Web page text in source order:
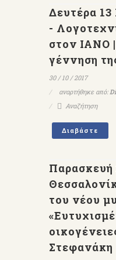
Δευτέρα 13
-
στον ΙΑΝΟ
γέννηση
30 / 10 / 2017
αναρτήθηκε από:
Αναζήτηση
Διαβάστε
Παρασκευή
του νέου
Στεφανάκη